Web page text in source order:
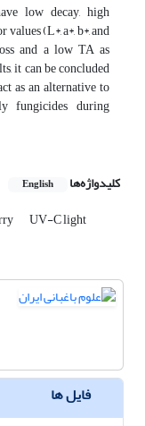
low decay, high
values (L*, a*, b*, and
and a low TA as
it can be concluded
as an alternative to
fungicides during
کلیدواژه‌ها English
UV-C light
فایل ها